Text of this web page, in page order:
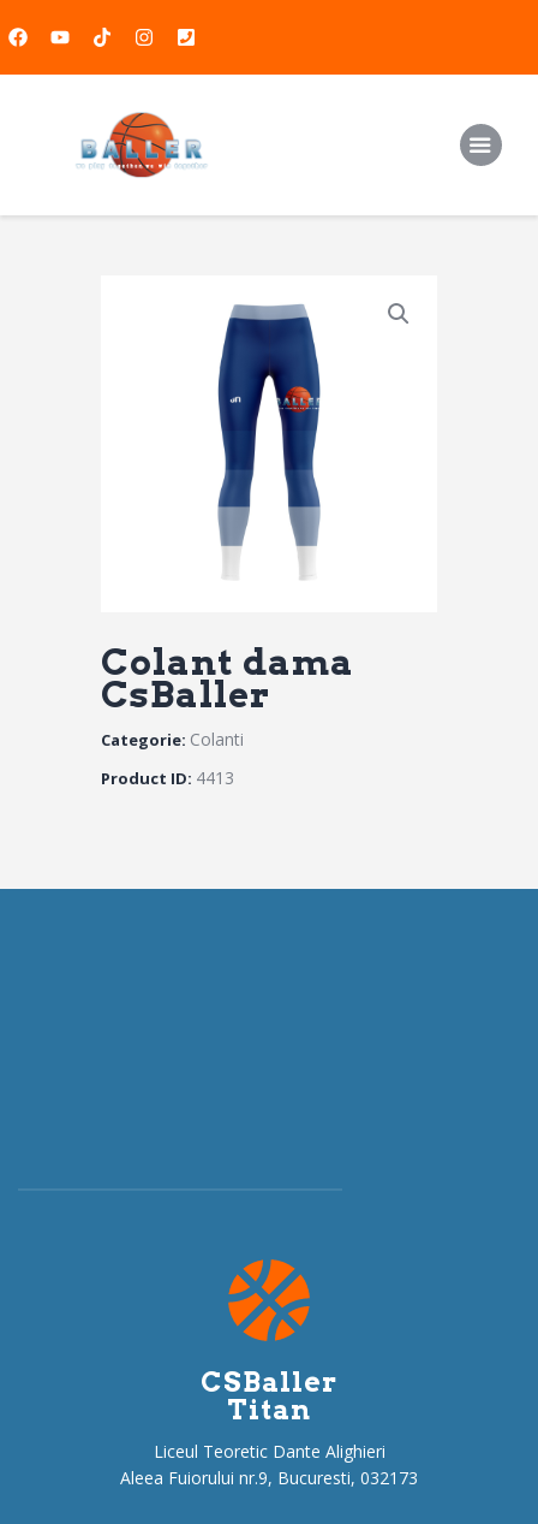
Baschet
Colant dama
CsBaller
Categorie: Colanti
Product ID: 4413
CSBaller
Titan
Liceul Teoretic Dante Alighieri
Aleea Fuiorului nr.9, Bucuresti, 032173